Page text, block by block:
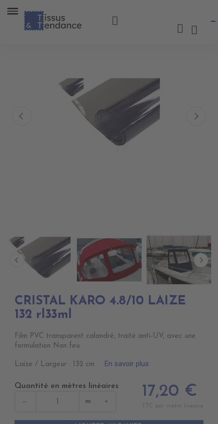
CRISTAL KARO 4.8/10 LAIZE
132 rl33ml
Film PVC transparent calandré, traité anti-UV, avec une
formulation Non feu
Laize / Largeur : 132 cm En savoir plus
Quantité en mètres linéaires
− m +
17,20 €
TTC par mètre linéaire